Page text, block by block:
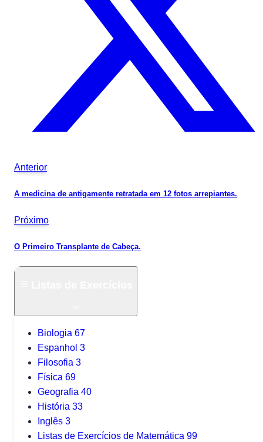
Anterior
A medicina de antigamente retratada em 12 fotos arrepiantes.
Próximo
O Primeiro Transplante de Cabeça.
Biologia 67
Espanhol 3
Filosofia 3
Física 69
Geografia 40
História 33
Inglês 3
Listas de Exercícios de Matemática 99